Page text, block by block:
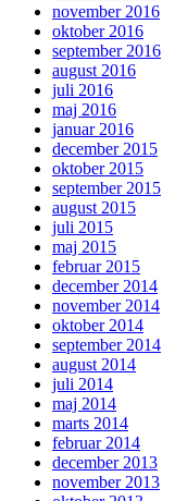
november 2016
oktober 2016
september 2016
august 2016
juli 2016
maj 2016
januar 2016
december 2015
oktober 2015
september 2015
august 2015
juli 2015
maj 2015
februar 2015
december 2014
november 2014
oktober 2014
september 2014
august 2014
juli 2014
maj 2014
marts 2014
februar 2014
december 2013
november 2013